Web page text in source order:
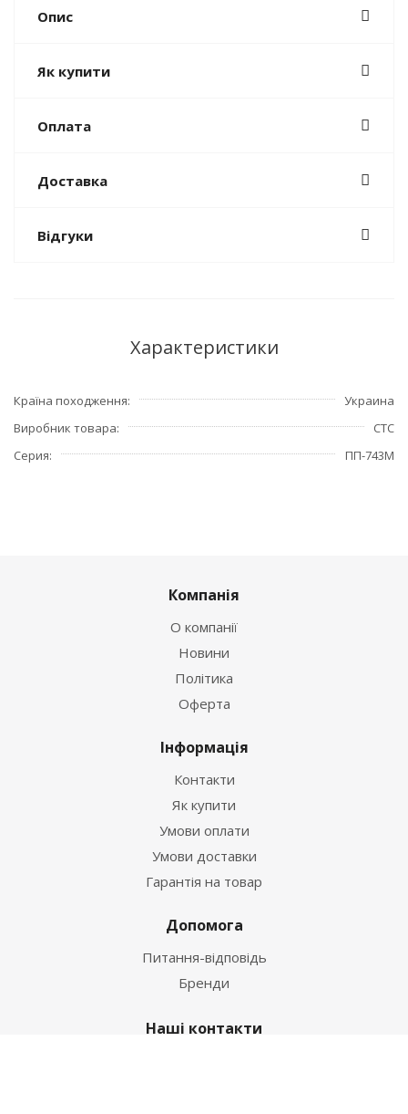
Опис
Як купити
Оплата
Доставка
Відгуки
Характеристики
Країна походження
Украина
Виробник товара
СТС
Серия
ПП-743М
Компанія
О компанії
Новини
Політика
Оферта
Інформація
Контакти
Як купити
Умови оплати
Умови доставки
Гарантія на товар
Допомога
Питання-відповідь
Бренди
Наші контакти